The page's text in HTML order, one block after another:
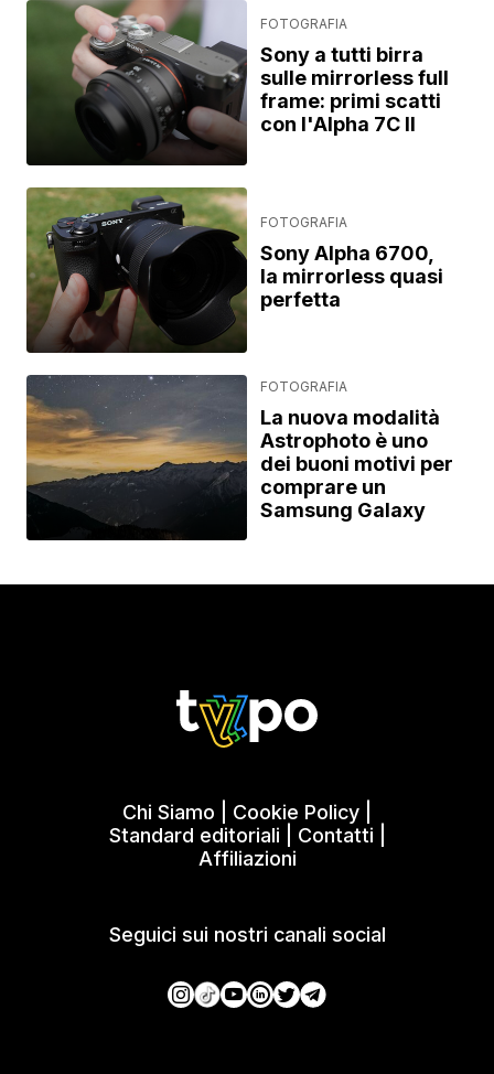
FOTOGRAFIA
Sony a tutti birra
sulle mirrorless full
frame: primi scatti
con l'Alpha 7C II
FOTOGRAFIA
Sony Alpha 6700,
la mirrorless quasi
perfetta
FOTOGRAFIA
La nuova modalità
Astrophoto è uno
dei buoni motivi per
comprare un
Samsung Galaxy
Chi Siamo Cookie Policy
Standard editoriali
Contatti
Affiliazioni
Seguici sui nostri canali social